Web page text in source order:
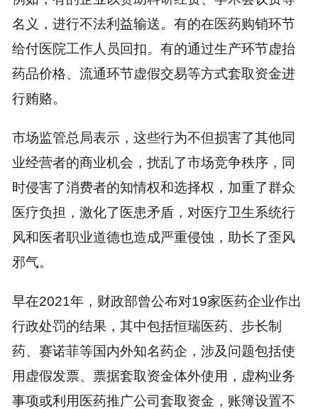
名义，进行不法利益输送。有的在医药购销环节
给付医院工作人员回扣。有的通过生产环节虚抬
药品价格、流通环节虚假交易等方式套取资金进
行贿赂。
市场监管总局表示，这些行为不但损害了其他同
业经营者的商业机会，扰乱了市场竞争秩序，同
时侵害了消费者的知情权和选择权，加重了群众
医疗负担，激化了医患矛盾，对医疗卫生系统行
风和医者职业道德也造成严重侵蚀，助长了歪风
邪气。
早在2021年，财政部曾公布对19家医药企业作出
行政处罚的结果，其中包括恒瑞医药、步长制
药、赛诺菲等国内外知名药企，涉及问题包括使
用虚假发票、票据套取资金体外使用，虚构业务
事项或利用医药推广公司套取资金，账簿设置不